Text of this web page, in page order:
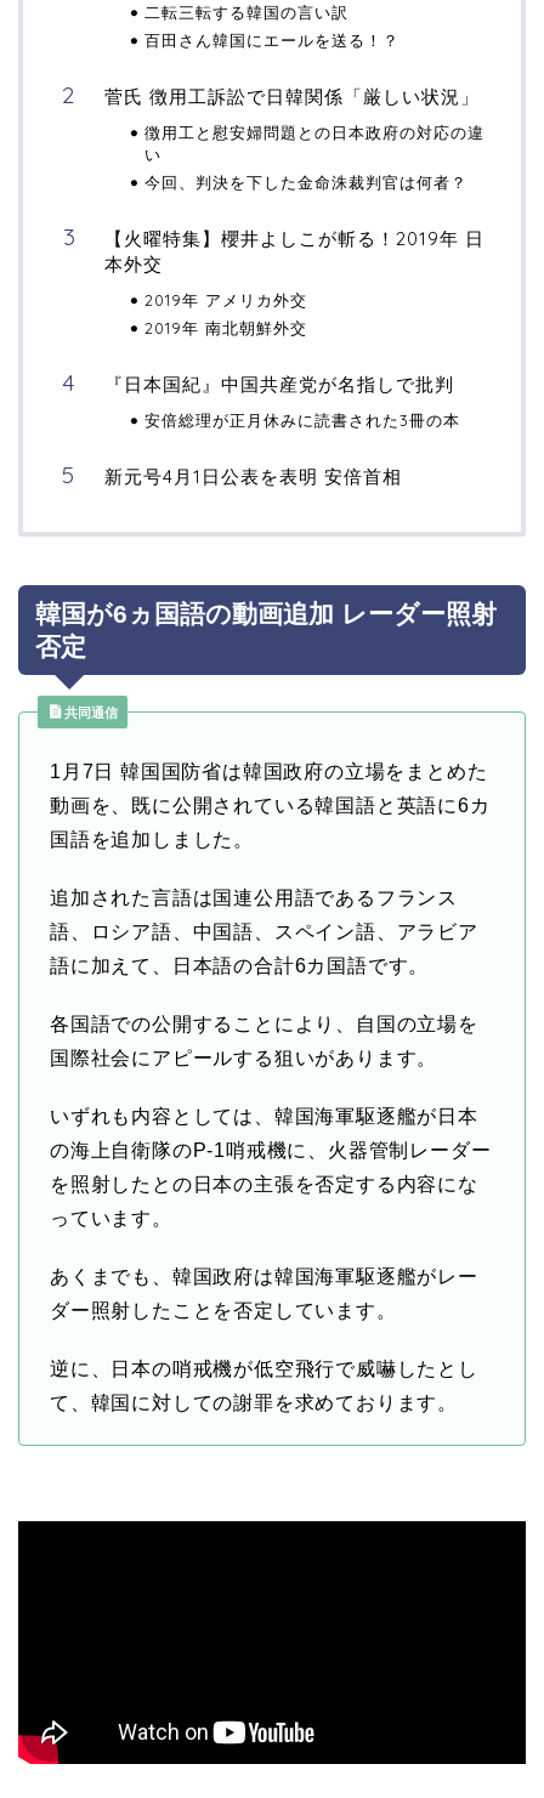
二転三転する韓国の言い訳
百田さん韓国にエールを送る！？
菅氏 徴用工訴訟で日韓関係「厳しい状況」
徴用工と慰安婦問題との日本政府の対応の違
い
今回、判決を下した金命洙裁判官は何者？
【火曜特集】櫻井よしこが斬る！2019年 日
本外交
2019年 アメリカ外交
2019年 南北朝鮮外交
『日本国紀』中国共産党が名指しで批判
安倍総理が正月休みに読書された3冊の本
新元号4月1日公表を表明 安倍首相
韓国が6ヵ国語の動画追加 レーダー照射
否定
共同通信
1月7日 韓国国防省は韓国政府の立場をまとめた
動画を、既に公開されている韓国語と英語に6カ
国語を追加しました。
追加された言語は国連公用語であるフランス
語、ロシア語、中国語、スペイン語、アラビア
語に加えて、日本語の合計6カ国語です。
各国語での公開することにより、自国の立場を
国際社会にアピールする狙いがあります。
いずれも内容としては、韓国海軍駆逐艦が日本
の海上自衛隊のP-1哨戒機に、火器管制レーダー
を照射したとの日本の主張を否定する内容にな
っています。
あくまでも、韓国政府は韓国海軍駆逐艦がレー
ダー照射したことを否定しています。
逆に、日本の哨戒機が低空飛行で威嚇したとし
て、韓国に対しての謝罪を求めております。